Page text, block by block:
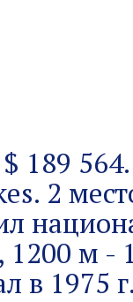
189
2
1200 м -
в 1975